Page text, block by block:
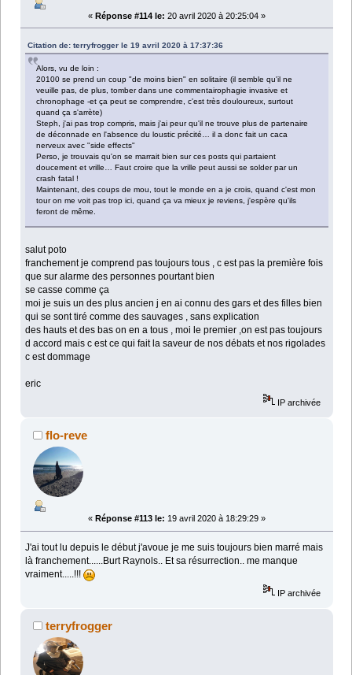
« Réponse #114 le: 20 avril 2020 à 20:25:04 »
Citation de: terryfrogger le 19 avril 2020 à 17:37:36
Alors, vu de loin :
20100 se prend un coup "de moins bien" en solitaire (il semble qu'il ne
veuille pas, de plus, tomber dans une commentairophagie invasive et
chronophage -et ça peut se comprendre, c'est très douloureux, surtout
quand ça s'arrète)
Steph, j'ai pas trop compris, mais j'ai peur qu'il ne trouve plus de partenaire
de déconnade en l'absence du loustic précité… il a donc fait un caca
nerveux avec "side effects"
Perso, je trouvais qu'on se marrait bien sur ces posts qui partaient
doucement et vrille… Faut croire que la vrille peut aussi se solder par un
crash fatal !
Maintenant, des coups de mou, tout le monde en a je crois, quand c'est mon
tour on me voit pas trop ici, quand ça va mieux je reviens, j'espère qu'ils
feront de même.
salut poto
franchement je comprend pas toujours tous , c est pas la première fois
que sur alarme des personnes pourtant bien
se casse comme ça
moi je suis un des plus ancien j en ai connu des gars et des filles bien
qui se sont tiré comme des sauvages , sans explication
des hauts et des bas on en a tous , moi le premier ,on est pas toujours
d accord mais c est ce qui fait la saveur de nos débats et nos rigolades
c est dommage
eric
IP archivée
flo-reve
« Réponse #113 le: 19 avril 2020 à 18:29:29 »
J'ai tout lu depuis le début j'avoue je me suis toujours bien marré mais
là franchement......Burt Raynols.. Et sa résurrection.. me manque
vraiment.....!!!
IP archivée
terryfrogger